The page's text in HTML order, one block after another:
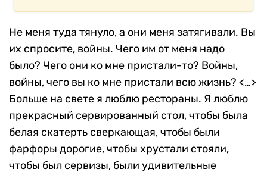
Не меня туда тянуло, а они меня затягивали. Вы
их спросите, войны. Чего им от меня надо
было? Чего они ко мне пристали-то? Войны,
войны, чего вы ко мне пристали всю жизнь? <…>
Больше на свете я люблю рестораны. Я люблю
прекрасный сервированный стол, чтобы была
белая скатерть сверкающая, чтобы были
фарфоры дорогие, чтобы хрустали стояли,
чтобы был сервизы, были удивительные